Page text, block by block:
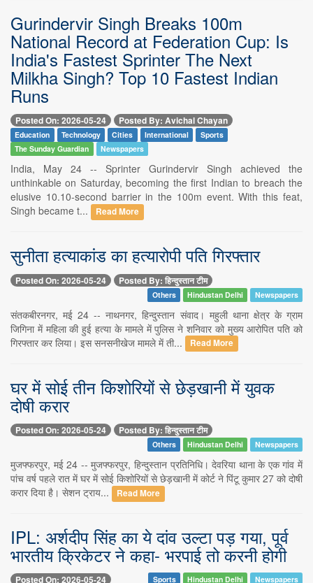
Gurindervir Singh Breaks 100m
National Record at Federation Cup: Is
India's Fastest Sprinter The Next
Milkha Singh? Top 10 Fastest Indian
Runs
Posted On: 2026-05-24 Posted By: Avichal Chayan
Education Technology Cities International
Sports
The Sunday Guardian
Newspapers
India, May 24 -- Sprinter Gurindervir Singh achieved the
unthinkable on Saturday, becoming the first Indian to breach the
elusive 10.10-second barrier in the 100m event. With this feat,
Singh became t...
Read More
सुनीता हत्याकांड का हत्यारोपी पति गिरफ्तार
Posted On: 2026-05-24 Posted By: हिन्दुस्तान टीम
Others Hindustan Delhi Newspapers
संतकबीरनगर, मई 24 -- नाथनगर, हिन्दुस्तान संवाद। महुली थाना क्षेत्र के ग्राम
जिगिना में महिला की हुई हत्या के मामले में पुलिस ने शनिवार को मुख्य आरोपित पति को
गिरफ्तार कर लिया। इस सनसनीखेज मामले में ती...
Read More
घर में सोई तीन किशोरियों से छेड़खानी में युवक
दोषी करार
Posted On: 2026-05-24 Posted By: हिन्दुस्तान टीम
Others Hindustan Delhi Newspapers
मुजफ्फरपुर, मई 24 -- मुजफ्फरपुर, हिन्दुस्तान प्रतिनिधि। देवरिया थाना के एक गांव में
पांच वर्ष पहले रात में घर में सोई किशोरियों से छेड़खानी में कोर्ट ने पिंटू कुमार 27 को दोषी
करार दिया है। सेशन ट्राय...
Read More
IPL: अर्शदीप सिंह का ये दांव उल्टा पड़ गया, पूर्व
भारतीय क्रिकेटर ने कहा- भरपाई तो करनी होगी
Posted On: 2026-05-24 Sports Hindustan Delhi Newspapers